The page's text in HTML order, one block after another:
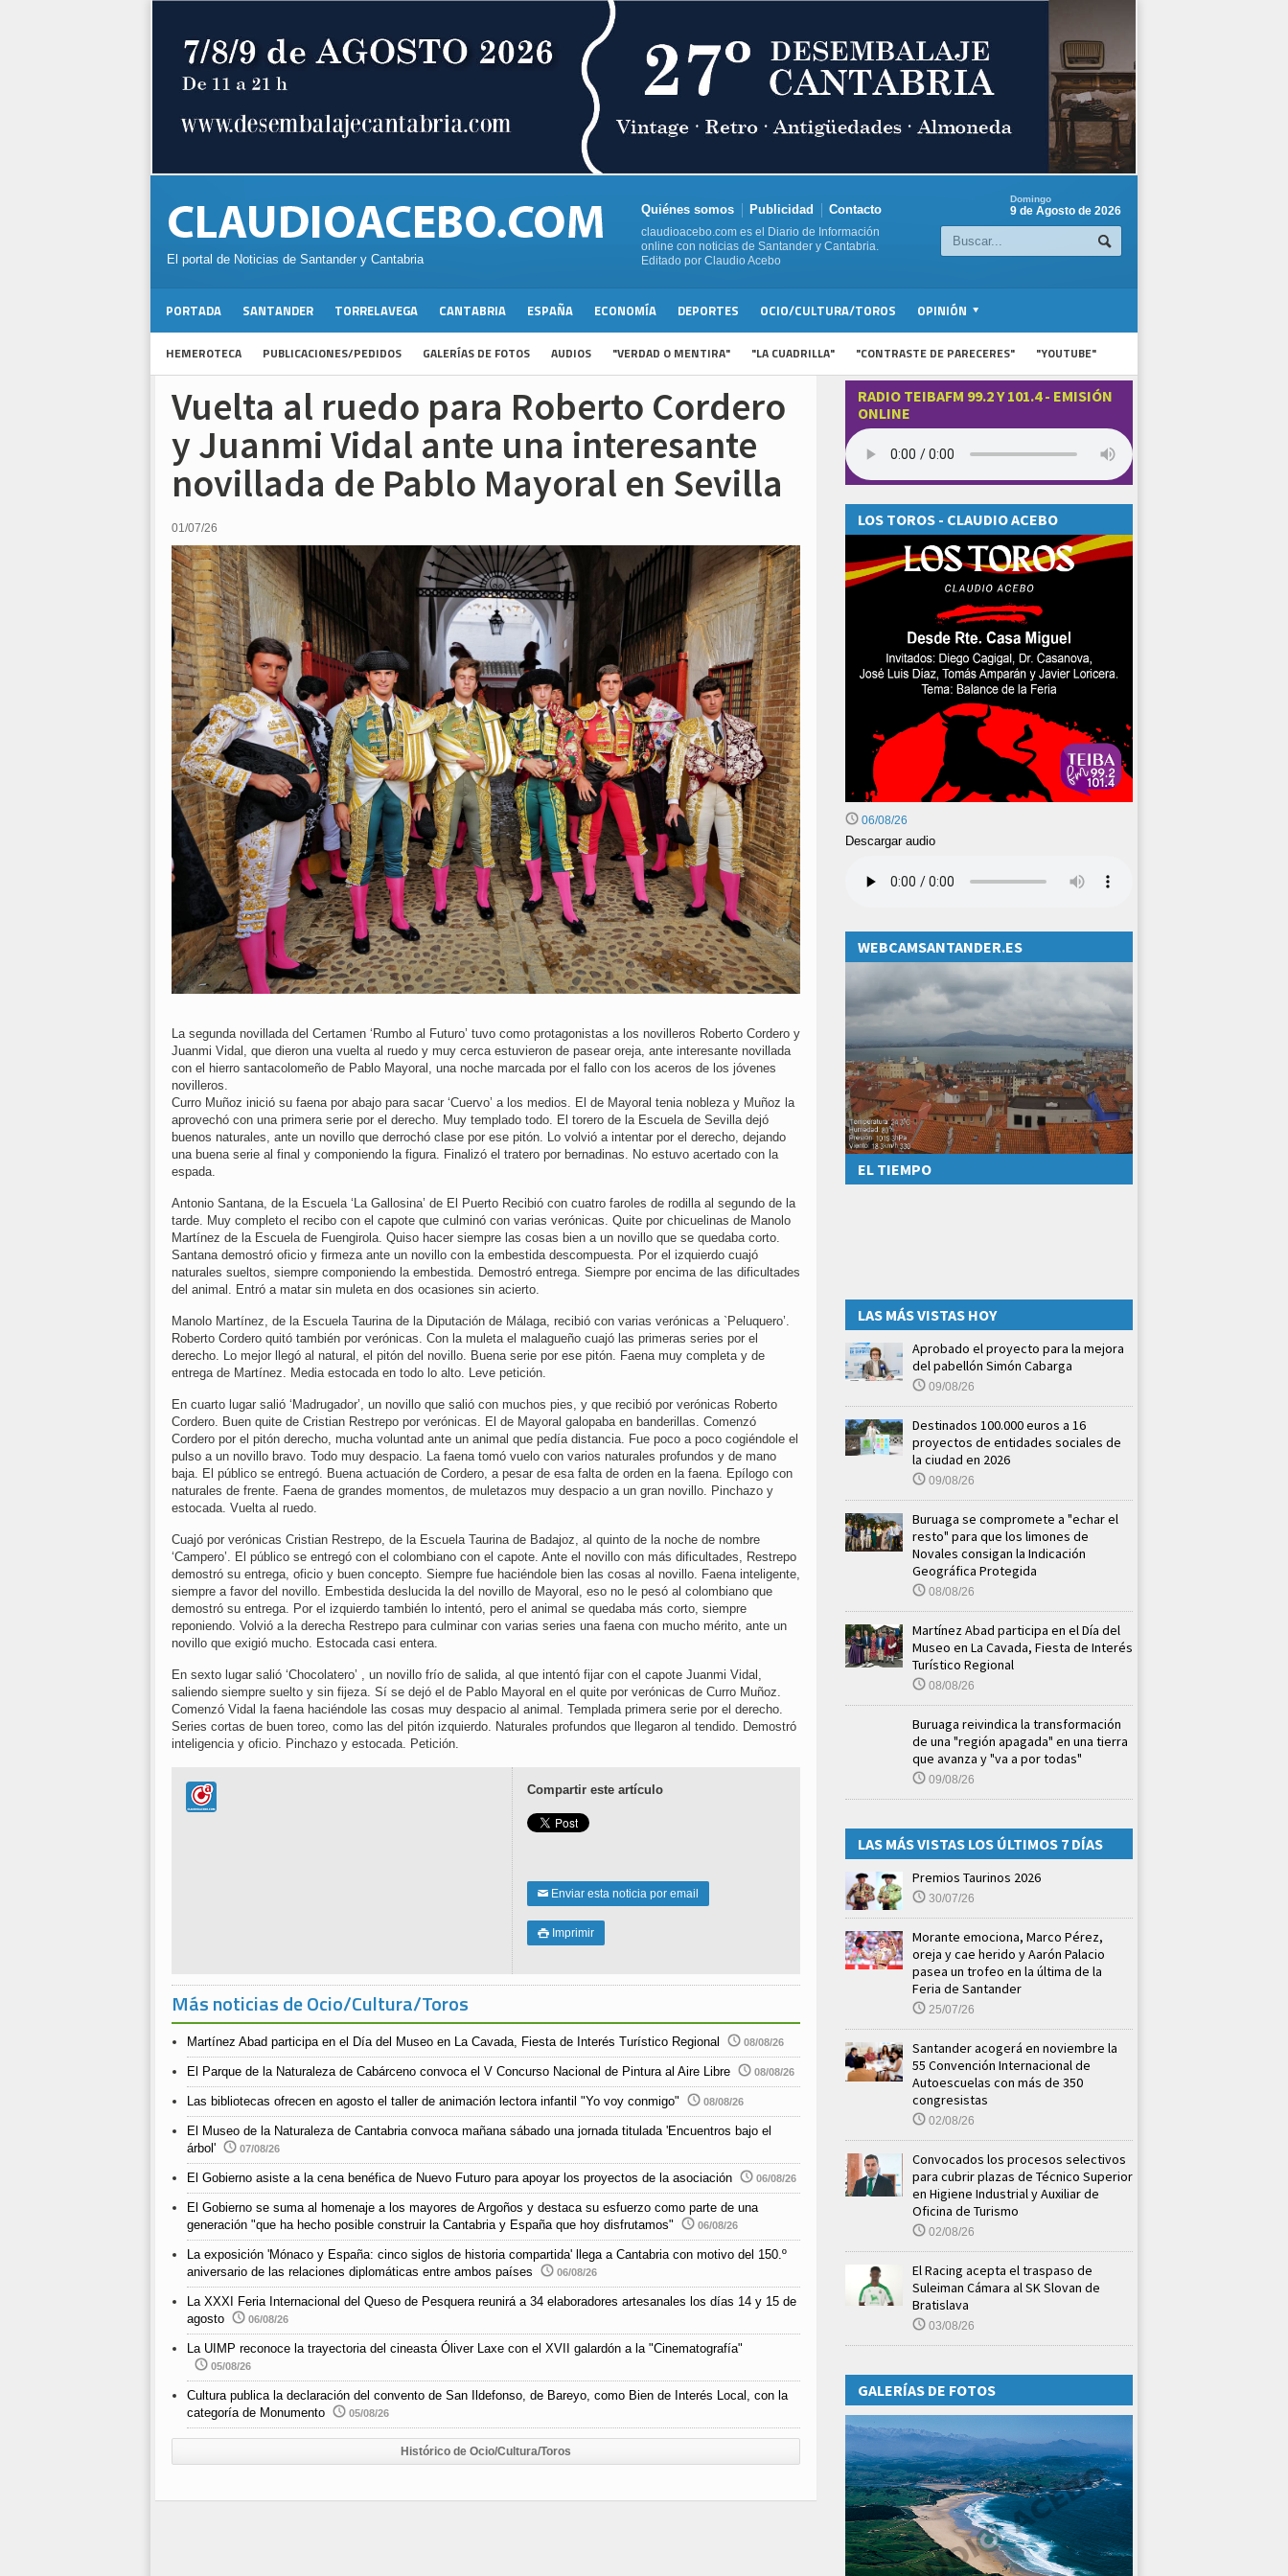
El portal de Noticias de Santander y Cantabria
Quiénes somos Publicidad Contacto
claudioacebo.com es el Diario de Información
online con noticias de Santander y Cantabria.
Editado por Claudio Acebo
Domingo
9 de Agosto de 2026
PORTADA SANTANDER TORRELAVEGA CANTABRIA ESPAÑA ECONOMÍA DEPORTES OCIO/CULTURA/TOROS OPINIÓN
HEMEROTECA PUBLICACIONES/PEDIDOS GALERÍAS DE FOTOS AUDIOS "VERDAD O MENTIRA" "LA CUADRILLA" "CONTRASTE DE PARECERES" "YOUTUBE"
Vuelta al ruedo para Roberto Cordero
y Juanmi Vidal ante una interesante
novillada de Pablo Mayoral en Sevilla
01/07/26
La segunda novillada del Certamen ‘Rumbo al Futuro’ tuvo como protagonistas a los novilleros Roberto Cordero y
Juanmi Vidal, que dieron una vuelta al ruedo y muy cerca estuvieron de pasear oreja, ante interesante novillada
con el hierro santacolomeño de Pablo Mayoral, una noche marcada por el fallo con los aceros de los jóvenes
novilleros.
Curro Muñoz inició su faena por abajo para sacar ‘Cuervo’ a los medios. El de Mayoral tenia nobleza y Muñoz la
aprovechó con una primera serie por el derecho. Muy templado todo. El torero de la Escuela de Sevilla dejó
buenos naturales, ante un novillo que derrochó clase por ese pitón. Lo volvió a intentar por el derecho, dejando
una buena serie al final y componiendo la figura. Finalizó el tratero por bernadinas. No estuvo acertado con la
espada.
Antonio Santana, de la Escuela ‘La Gallosina’ de El Puerto Recibió con cuatro faroles de rodilla al segundo de la
tarde. Muy completo el recibo con el capote que culminó con varias verónicas. Quite por chicuelinas de Manolo
Martínez de la Escuela de Fuengirola. Quiso hacer siempre las cosas bien a un novillo que se quedaba corto.
Santana demostró oficio y firmeza ante un novillo con la embestida descompuesta. Por el izquierdo cuajó
naturales sueltos, siempre componiendo la embestida. Demostró entrega. Siempre por encima de las dificultades
del animal. Entró a matar sin muleta en dos ocasiones sin acierto.
Manolo Martínez, de la Escuela Taurina de la Diputación de Málaga, recibió con varias verónicas a `Peluquero’.
Roberto Cordero quitó también por verónicas. Con la muleta el malagueño cuajó las primeras series por el
derecho. Lo mejor llegó al natural, el pitón del novillo. Buena serie por ese pitón. Faena muy completa y de
entrega de Martínez. Media estocada en todo lo alto. Leve petición.
En cuarto lugar salió ‘Madrugador’, un novillo que salió con muchos pies, y que recibió por verónicas Roberto
Cordero. Buen quite de Cristian Restrepo por verónicas. El de Mayoral galopaba en banderillas. Comenzó
Cordero por el pitón derecho, mucha voluntad ante un animal que pedía distancia. Fue poco a poco cogiéndole el
pulso a un novillo bravo. Todo muy despacio. La faena tomó vuelo con varios naturales profundos y de mano
baja. El público se entregó. Buena actuación de Cordero, a pesar de esa falta de orden en la faena. Epílogo con
naturales de frente. Faena de grandes momentos, de muletazos muy despacio a un gran novillo. Pinchazo y
estocada. Vuelta al ruedo.
Cuajó por verónicas Cristian Restrepo, de la Escuela Taurina de Badajoz, al quinto de la noche de nombre
‘Campero’. El público se entregó con el colombiano con el capote. Ante el novillo con más dificultades, Restrepo
demostró su entrega, oficio y buen concepto. Siempre fue haciéndole bien las cosas al novillo. Faena inteligente,
siempre a favor del novillo. Embestida deslucida la del novillo de Mayoral, eso no le pesó al colombiano que
demostró su entrega. Por el izquierdo también lo intentó, pero el animal se quedaba más corto, siempre
reponiendo. Volvió a la derecha Restrepo para culminar con varias series una faena con mucho mérito, ante un
novillo que exigió mucho. Estocada casi entera.
En sexto lugar salió ‘Chocolatero’ , un novillo frío de salida, al que intentó fijar con el capote Juanmi Vidal,
saliendo siempre suelto y sin fijeza. Sí se dejó el de Pablo Mayoral en el quite por verónicas de Curro Muñoz.
Comenzó Vidal la faena haciéndole las cosas muy despacio al animal. Templada primera serie por el derecho.
Series cortas de buen toreo, como las del pitón izquierdo. Naturales profundos que llegaron al tendido. Demostró
inteligencia y oficio. Pinchazo y estocada. Petición.
Compartir este artículo
✉ Enviar esta noticia por email
 Imprimir
Más noticias de Ocio/Cultura/Toros
Martínez Abad participa en el Día del Museo en La Cavada, Fiesta de Interés Turístico Regional 08/08/26
El Parque de la Naturaleza de Cabárceno convoca el V Concurso Nacional de Pintura al Aire Libre 08/08/26
Las bibliotecas ofrecen en agosto el taller de animación lectora infantil "Yo voy conmigo" 08/08/26
El Museo de la Naturaleza de Cantabria convoca mañana sábado una jornada titulada 'Encuentros bajo el
árbol'
07/08/26
El Gobierno asiste a la cena benéfica de Nuevo Futuro para apoyar los proyectos de la asociación 06/08/26
El Gobierno se suma al homenaje a los mayores de Argoños y destaca su esfuerzo como parte de una
generación "que ha hecho posible construir la Cantabria y España que hoy disfrutamos"
06/08/26
La exposición 'Mónaco y España: cinco siglos de historia compartida' llega a Cantabria con motivo del 150.º
aniversario de las relaciones diplomáticas entre ambos países
06/08/26
La XXXI Feria Internacional del Queso de Pesquera reunirá a 34 elaboradores artesanales los días 14 y 15 de
agosto
06/08/26
La UIMP reconoce la trayectoria del cineasta Óliver Laxe con el XVII galardón a la "Cinematografía"
05/08/26
Cultura publica la declaración del convento de San Ildefonso, de Bareyo, como Bien de Interés Local, con la
categoría de Monumento
05/08/26
Histórico de Ocio/Cultura/Toros
RADIO TEIBAFM 99.2 Y 101.4 - EMISIÓN
ONLINE
LOS TOROS - CLAUDIO ACEBO
06/08/26
Descargar audio
WEBCAMSANTANDER.ES
EL TIEMPO
LAS MÁS VISTAS HOY
Aprobado el proyecto para la mejora
del pabellón Simón Cabarga
09/08/26
Destinados 100.000 euros a 16
proyectos de entidades sociales de
la ciudad en 2026
09/08/26
Buruaga se compromete a "echar el
resto" para que los limones de
Novales consigan la Indicación
Geográfica Protegida
08/08/26
Martínez Abad participa en el Día del
Museo en La Cavada, Fiesta de Interés
Turístico Regional
08/08/26
Buruaga reivindica la transformación
de una "región apagada" en una tierra
que avanza y "va a por todas"
09/08/26
LAS MÁS VISTAS LOS ÚLTIMOS 7 DÍAS
Premios Taurinos 2026
30/07/26
Morante emociona, Marco Pérez,
oreja y cae herido y Aarón Palacio
pasea un trofeo en la última de la
Feria de Santander
25/07/26
Santander acogerá en noviembre la
55 Convención Internacional de
Autoescuelas con más de 350
congresistas
02/08/26
Convocados los procesos selectivos
para cubrir plazas de Técnico Superior
en Higiene Industrial y Auxiliar de
Oficina de Turismo
02/08/26
El Racing acepta el traspaso de
Suleiman Cámara al SK Slovan de
Bratislava
03/08/26
GALERÍAS DE FOTOS